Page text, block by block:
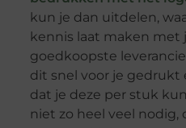
kun je dan uitdelen,
kennis laat maken met
goedkoopste
dit snel voor je gedrukt
dat je deze per stuk
niet zo heel veel nodig,